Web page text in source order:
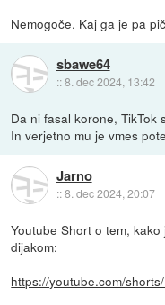
Nemogoče. Kaj ga je pa
sbawe64
::8. dec 2024, 13:42
Da ni fasal korone, TikTok
In verjetno mu je vmes
Jarno
::8. dec 2024, 20:07
Youtube Short o tem,
dijakom:
https://youtube.com/